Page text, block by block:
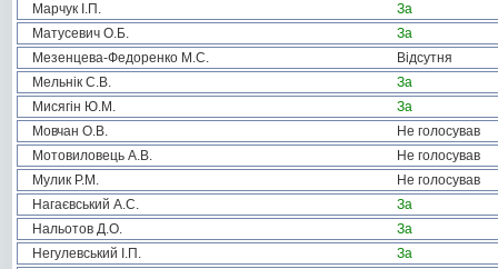
Марчук І.П.
За
Матусевич О.Б.
За
Мезенцева-Федоренко М.С.
Відсутня
Мельнік С.В.
За
Мисягін Ю.М.
За
Мовчан О.В.
Не голосував
Мотовиловець А.В.
Не голосував
Мулик Р.М.
Не голосував
Нагаєвський А.С.
За
Нальотов Д.О.
За
Негулевський І.П.
За